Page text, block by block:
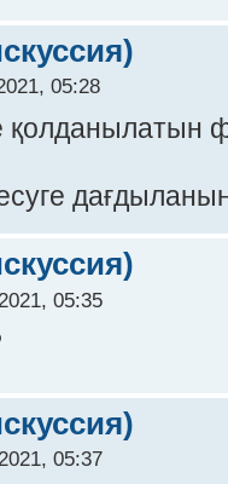
05:28
қолданылатын
05:35
05:37